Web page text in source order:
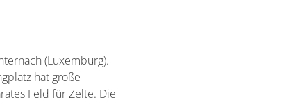
(Luxemburg).
hat große
Feld für Zelte. Die